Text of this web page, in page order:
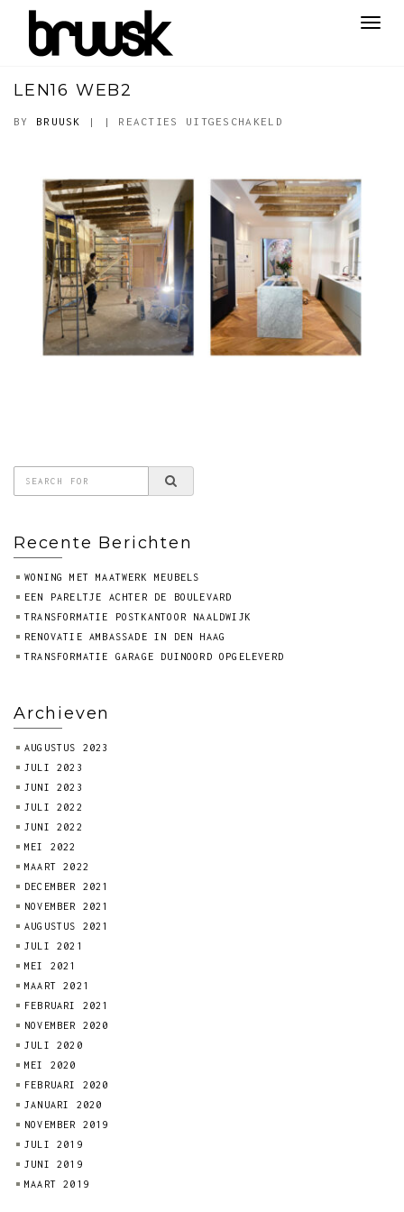
LEN16 WEB2
BY BRUUSK | | REACTIES UITGESCHAKELD
Recente Berichten
WONING MET MAATWERK MEUBELS
EEN PARELTJE ACHTER DE BOULEVARD
TRANSFORMATIE POSTKANTOOR NAALDWIJK
RENOVATIE AMBASSADE IN DEN HAAG
TRANSFORMATIE GARAGE DUINOORD OPGELEVERD
Archieven
AUGUSTUS 2023
JULI 2023
JUNI 2023
JULI 2022
JUNI 2022
MEI 2022
MAART 2022
DECEMBER 2021
NOVEMBER 2021
AUGUSTUS 2021
JULI 2021
MEI 2021
MAART 2021
FEBRUARI 2021
NOVEMBER 2020
JULI 2020
MEI 2020
FEBRUARI 2020
JANUARI 2020
NOVEMBER 2019
JULI 2019
JUNI 2019
MAART 2019